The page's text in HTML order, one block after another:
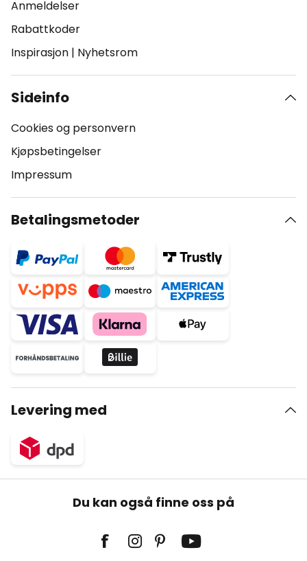
Anmeldelser
Rabattkoder
Inspirasjon | Nyhetsrom
Sideinfo
Cookies og personvern
Kjøpsbetingelser
Impressum
Betalingsmetoder
Levering med
Du kan også finne oss på